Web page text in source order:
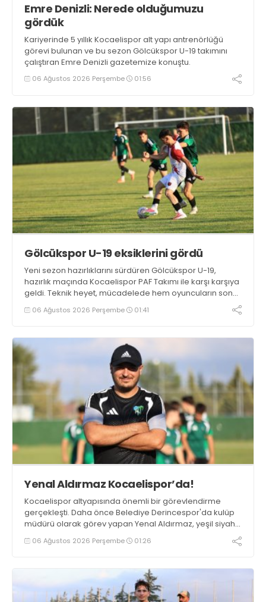
Emre Denizli: Nerede olduğumuzu
gördük
Kariyerinde 5 yıllık Kocaelispor alt yapı antrenörlüğü
görevi bulunan ve bu sezon Gölcükspor U-19 takımını
çalıştıran Emre Denizli gazetemize konuştu.
06 Ağustos 2026 Perşembe 01:56
Gölcükspor U-19 eksiklerini gördü
Yeni sezon hazırlıklarını sürdüren Gölcükspor U-19,
hazırlık maçında Kocaelispor PAF Takımı ile karşı karşıya
geldi. Teknik heyet, mücadelede hem oyuncuların son
durumunu görme hem de takımın eksiklerini tespit etme
fırsatı buldu.
06 Ağustos 2026 Perşembe 01:41
Yenal Aldırmaz Kocaelispor’da!
Kocaelispor altyapısında önemli bir görevlendirme
gerçekleşti. Daha önce Belediye Derincespor'da kulüp
müdürü olarak görev yapan Yenal Aldırmaz, yeşil siyahlı
kulübün altyapı izleme ekibine dahil oldu.
06 Ağustos 2026 Perşembe 01:26